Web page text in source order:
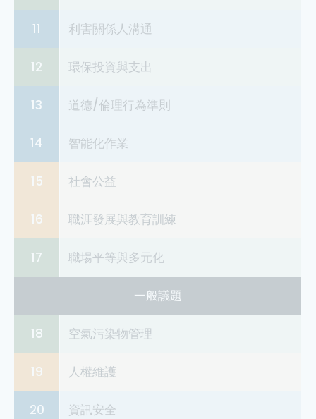
11 利害關係人溝通
12 環保投資與支出
13 道德/倫理行為準則
14 智能化作業
15 社會公益
16 職涯發展與教育訓練
17 職場平等與多元化
一般議題
18 空氣污染物管理
19 人權維護
20 資訊安全